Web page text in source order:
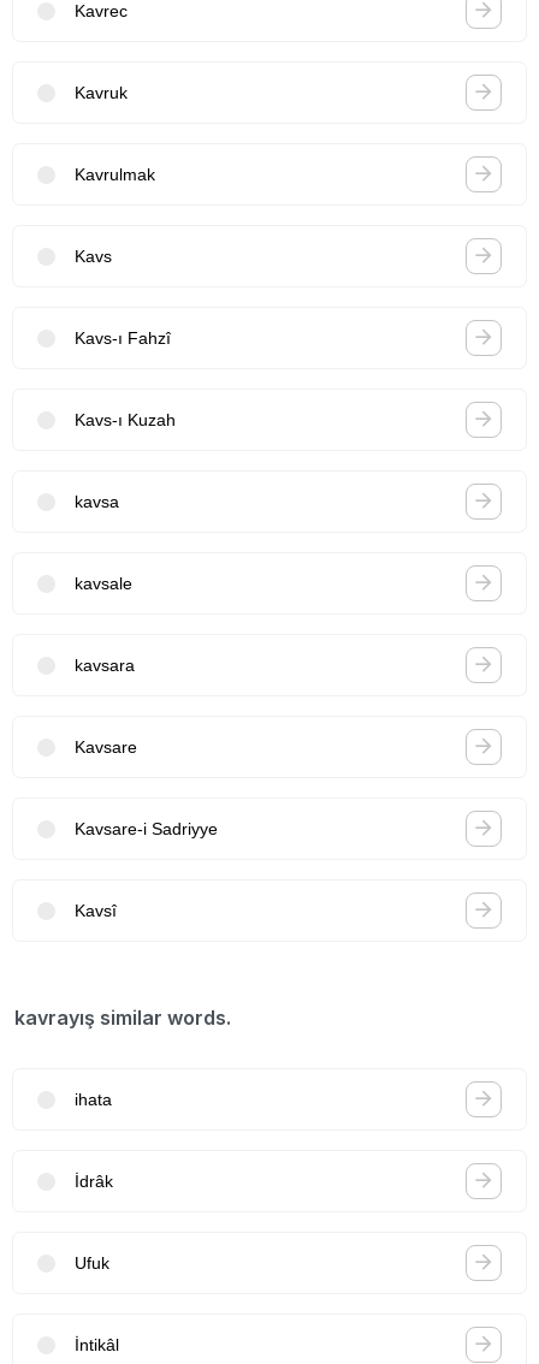
Kavrec
Kavruk
Kavrulmak
Kavs
Kavs-ı Fahzî
Kavs-ı Kuzah
kavsa
kavsale
kavsara
Kavsare
Kavsare-i Sadriyye
Kavsî
kavrayış similar words.
ihata
İdrâk
Ufuk
İntikâl